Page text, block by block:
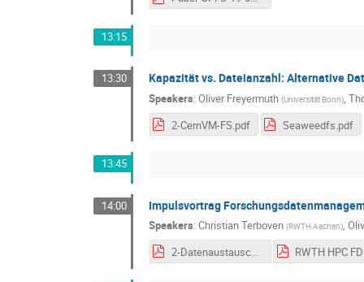
13:15
13:30 Kapazität vs. Dateianzahl: Alternative
Speakers:Oliver Freyermuth (Universität Bonn),
2-CernVM-FS.pdf
Seaweedfs.pdf
13:45
14:00 Impulsvortrag
Speakers:Christian Terboven (RWTH Aachen),
2-Datenaustausch-FDM.pdf